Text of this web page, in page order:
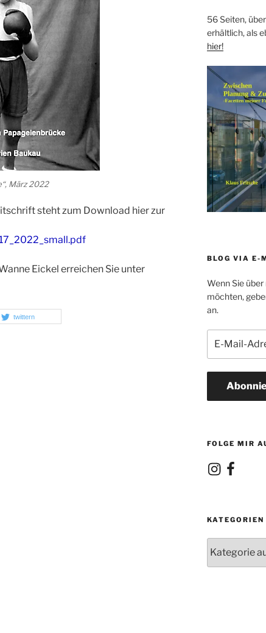
März 2022
steht zum Download hier zur
Eickel erreichen Sie unter
twittern
56 Seiten,
erhältlich, als
hier!
BLOG VIA E-
Wenn Sie
möchten,
an.
Mail-
Adresse
FOLGE MIR
InstagramFacebook
KATEGORIEN